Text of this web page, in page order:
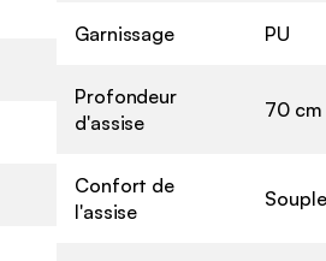
Garnissage PU
Profondeur
d'assise
70 cm
Confort de
l'assise
Souple